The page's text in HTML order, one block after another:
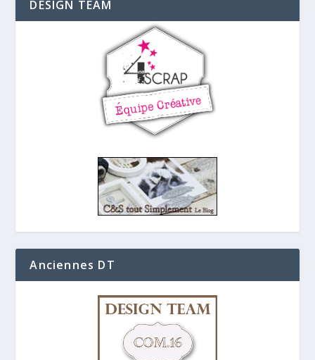
DESIGN TEAM
Anciennes DT